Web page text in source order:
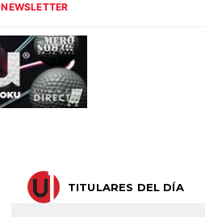
NEWSLETTER
TITULARES DEL DÍA